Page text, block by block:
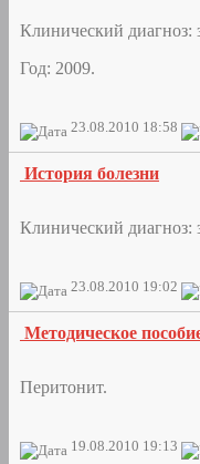
Клинический диагноз:
Год: 2009.
23.08.2010 18:58
История болезни
Клинический диагноз:
23.08.2010 19:02
Методическое
Перитонит.
19.08.2010 19:13